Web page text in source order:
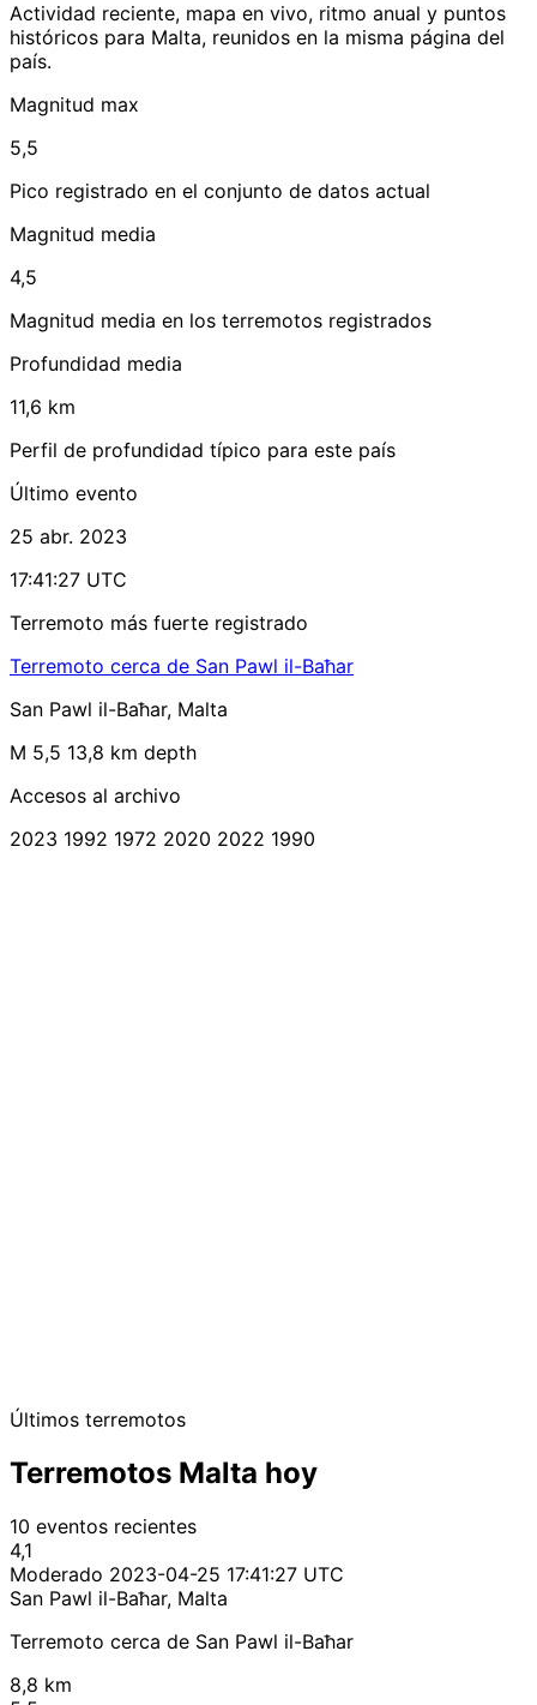
Actividad reciente, mapa en vivo, ritmo anual y puntos
históricos para Malta, reunidos en la misma página del
país.
Magnitud max
5,5
Pico registrado en el conjunto de datos actual
Magnitud media
4,5
Magnitud media en los terremotos registrados
Profundidad media
11,6 km
Perfil de profundidad típico para este país
Último evento
25 abr. 2023
17:41:27 UTC
Terremoto más fuerte registrado
Terremoto cerca de San Pawl il-Baħar
San Pawl il-Baħar, Malta
M 5,5 13,8 km depth
Accesos al archivo
2023 1992 1972 2020 2022 1990
Últimos terremotos
Terremotos Malta hoy
10 eventos recientes
4,1
Moderado 2023-04-25 17:41:27 UTC
San Pawl il-Baħar, Malta
Terremoto cerca de San Pawl il-Baħar
8,8 km